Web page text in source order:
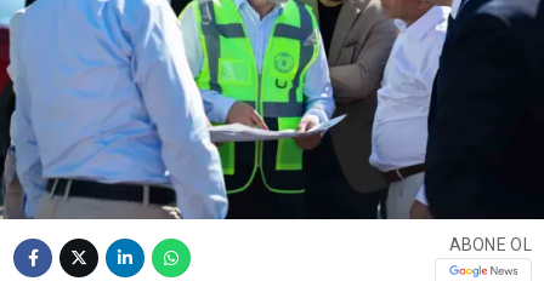
ABONE OL